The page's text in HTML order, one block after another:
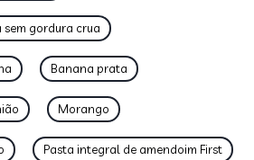
gordura crua
Banana prata
Morango
Pasta integral de amendoim First